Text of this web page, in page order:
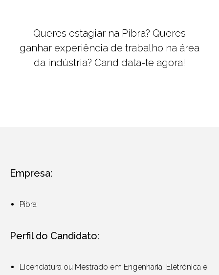
Queres estagiar na Pibra? Queres
ganhar experiência de trabalho na área
da indústria? Candidata-te agora!
Empresa:
Pibra
Perfil do Candidato:
Licenciatura ou Mestrado em Engenharia Eletrónica e